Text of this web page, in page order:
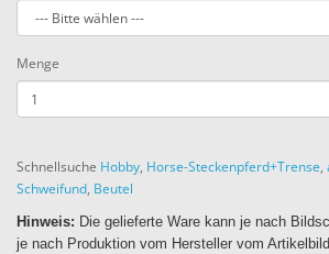
Menge
Schnellsuche Hobby, Horse-Steckenpferd+Trense,
Schweifund, Beutel
Hinweis: Die gelieferte Ware kann je nach
je nach Produktion vom Hersteller vom